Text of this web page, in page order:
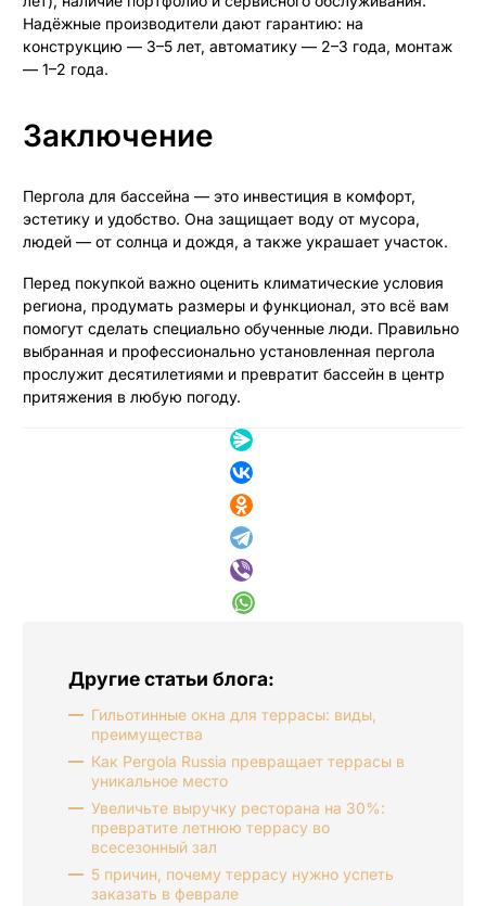
Надёжные производители дают гарантию: на
конструкцию — 3–5 лет, автоматику — 2–3 года, монтаж
— 1–2 года.
Заключение
Пергола для бассейна — это инвестиция в комфорт,
эстетику и удобство. Она защищает воду от мусора,
людей — от солнца и дождя, а также украшает участок.
Перед покупкой важно оценить климатические условия
региона, продумать размеры и функционал, это всё вам
помогут сделать специально обученные люди. Правильно
выбранная и профессионально установленная пергола
прослужит десятилетиями и превратит бассейн в центр
притяжения в любую погоду.
Другие статьи блога:
Гильотинные окна для террасы: виды,
преимущества
Как Pergola Russia превращает террасы в
уникальное место
Увеличьте выручку ресторана на 30%:
превратите летнюю террасу во
всесезонный зал
5 причин, почему террасу нужно успеть
заказать в феврале